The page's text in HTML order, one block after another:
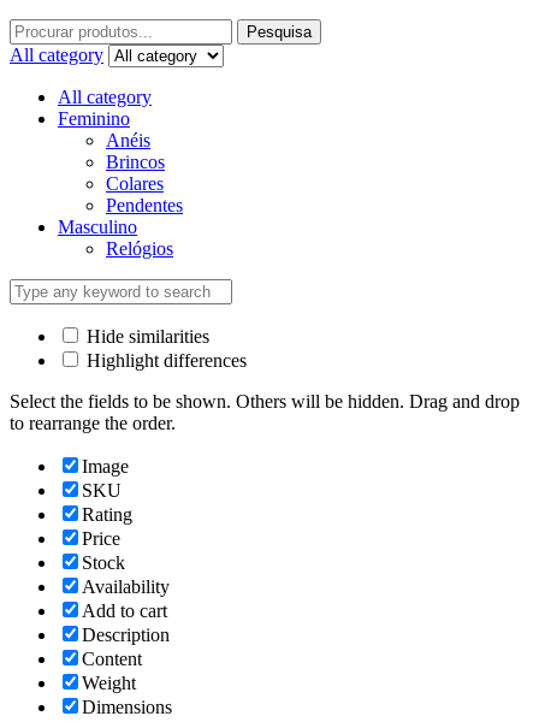
Pesquisa
All category
All category
Feminino
Anéis
Brincos
Colares
Pendentes
Masculino
Relógios
Hide similarities
Highlight differences
Select the fields to be shown. Others will be hidden. Drag and drop
to rearrange the order.
Image
SKU
Rating
Price
Stock
Availability
Add to cart
Description
Content
Weight
Dimensions